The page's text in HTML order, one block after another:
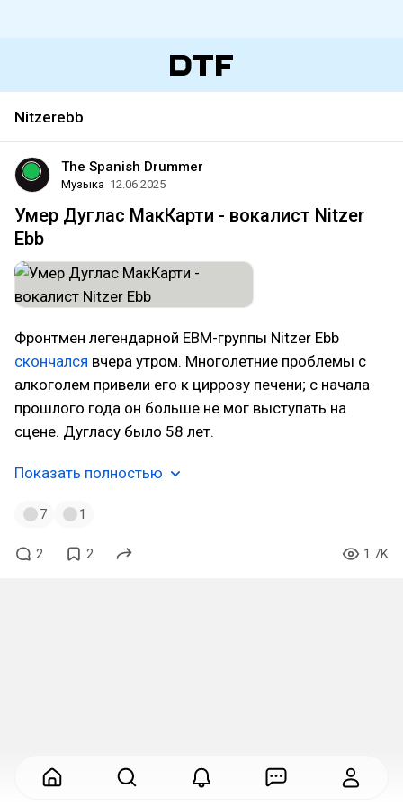
Nitzerebb
The Spanish Drummer
Музыка 12.06.2025
Умер Дуглас МакКарти - вокалист Nitzer
Ebb
Фронтмен легендарной EBM-группы Nitzer Ebb
скончался вчера утром. Многолетние проблемы с
алкоголем привели его к циррозу печени; с начала
прошлого года он больше не мог выступать на
сцене. Дугласу было 58 лет.
Показать полностью
7 1
2 2 1.7K